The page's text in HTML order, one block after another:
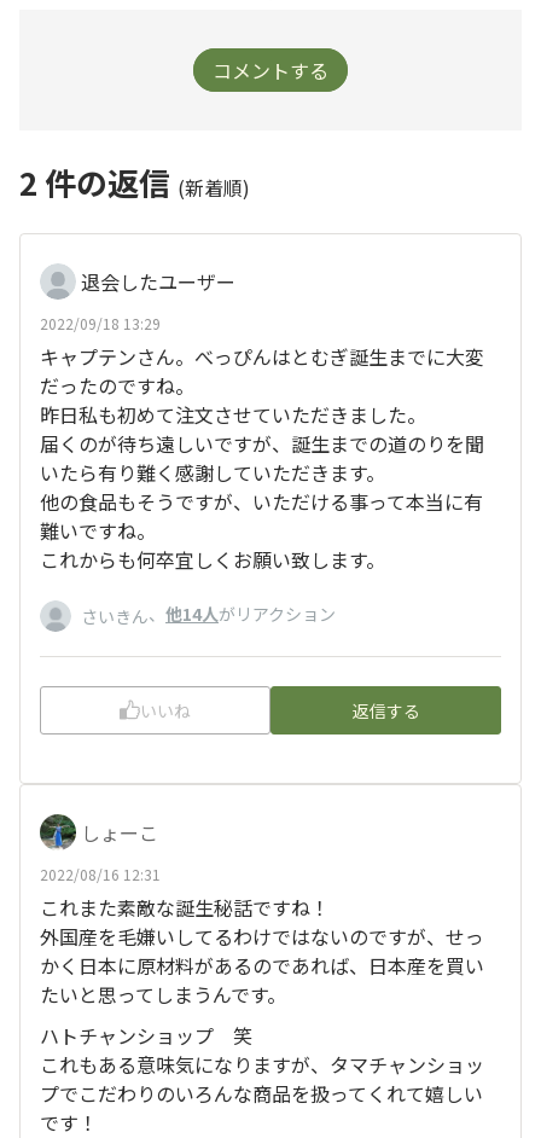
コメントする
2 件の返信 (新着順)
退会したユーザー
2022/09/18 13:29
キャプテンさん。べっぴんはとむぎ誕生までに大変
だったのですね。
昨日私も初めて注文させていただきました。
届くのが待ち遠しいですが、誕生までの道のりを聞
いたら有り難く感謝していただきます。
他の食品もそうですが、いただける事って本当に有
難いですね。
これからも何卒宜しくお願い致します。
さいきん、 他14人がリアクション
いいね 返信する
しょーこ
2022/08/16 12:31
これまた素敵な誕生秘話ですね！
外国産を毛嫌いしてるわけではないのですが、せっ
かく日本に原材料があるのであれば、日本産を買い
たいと思ってしまうんです。
ハトチャンショップ 笑
これもある意味気になりますが、タマチャンショッ
プでこだわりのいろんな商品を扱ってくれて嬉しい
です！